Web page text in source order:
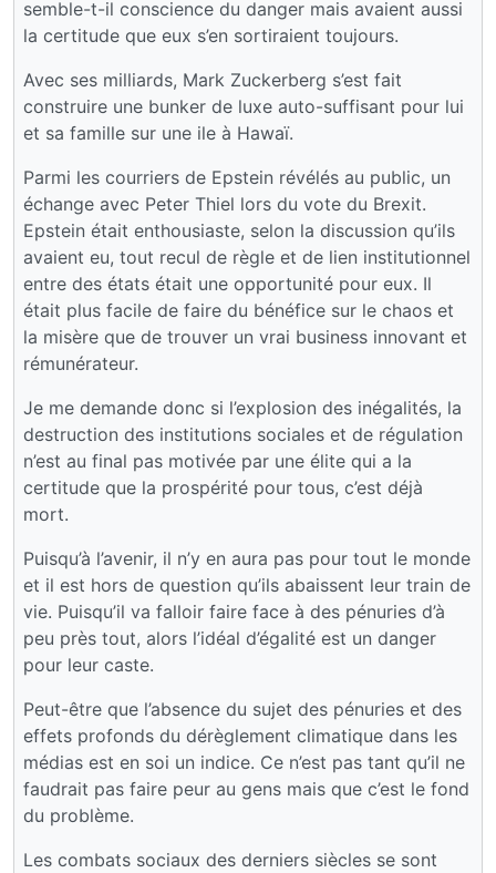
semble-t-il conscience du danger mais avaient aussi
la certitude que eux s’en sortiraient toujours.
Avec ses milliards, Mark Zuckerberg s’est fait
construire une bunker de luxe auto-suffisant pour lui
et sa famille sur une ile à Hawaï.
Parmi les courriers de Epstein révélés au public, un
échange avec Peter Thiel lors du vote du Brexit.
Epstein était enthousiaste, selon la discussion qu’ils
avaient eu, tout recul de règle et de lien institutionnel
entre des états était une opportunité pour eux. Il
était plus facile de faire du bénéfice sur le chaos et
la misère que de trouver un vrai business innovant et
rémunérateur.
Je me demande donc si l’explosion des inégalités, la
destruction des institutions sociales et de régulation
n’est au final pas motivée par une élite qui a la
certitude que la prospérité pour tous, c’est déjà
mort.
Puisqu’à l’avenir, il n’y en aura pas pour tout le monde
et il est hors de question qu’ils abaissent leur train de
vie. Puisqu’il va falloir faire face à des pénuries d’à
peu près tout, alors l’idéal d’égalité est un danger
pour leur caste.
Peut-être que l’absence du sujet des pénuries et des
effets profonds du dérèglement climatique dans les
médias est en soi un indice. Ce n’est pas tant qu’il ne
faudrait pas faire peur au gens mais que c’est le fond
du problème.
Les combats sociaux des derniers siècles se sont